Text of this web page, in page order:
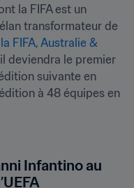
la FIFA est un
transformateur de
FIFA, Australie &
deviendra le premier
suivante en
à 48 équipes en
Infantino au